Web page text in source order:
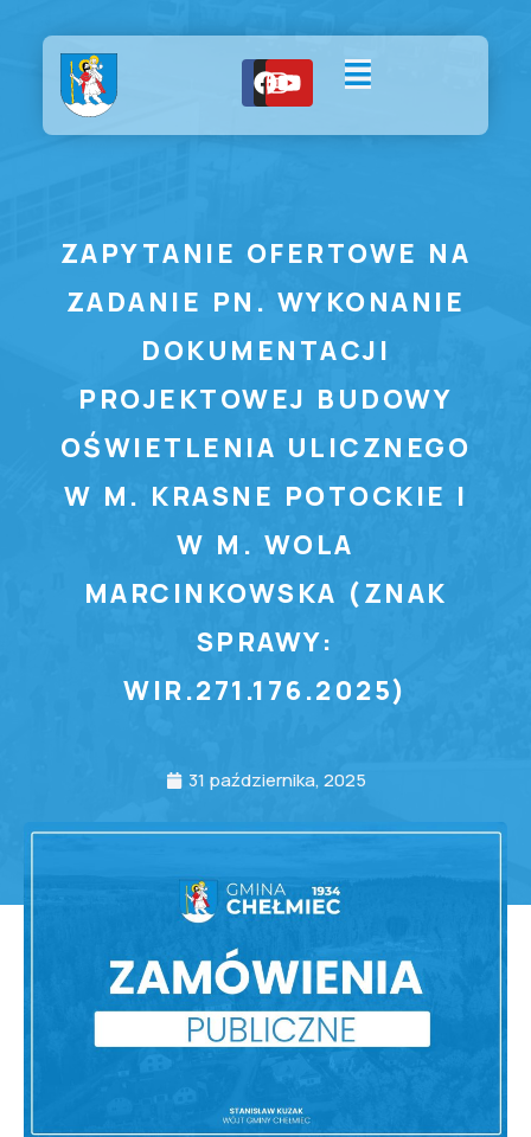
ZAPYTANIE OFERTOWE NA
ZADANIE PN. WYKONANIE
DOKUMENTACJI
PROJEKTOWEJ BUDOWY
OŚWIETLENIA ULICZNEGO
W M. KRASNE POTOCKIE I
W M. WOLA
MARCINKOWSKA (ZNAK
SPRAWY:
WIR.271.176.2025)
31 października, 2025